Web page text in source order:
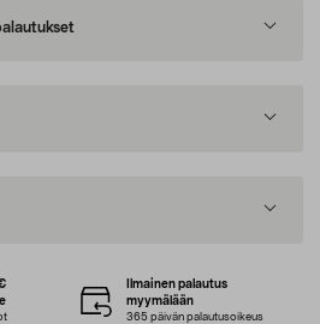
Ilmainen palautus
myymälään
365 päivän palautusoikeus